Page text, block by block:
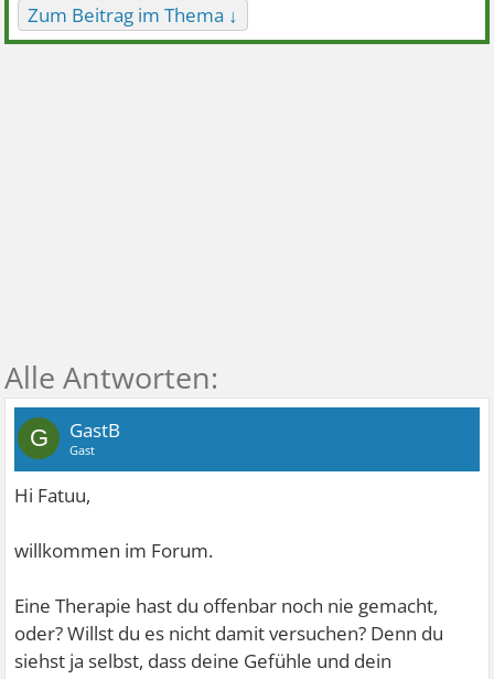
Zum Beitrag im Thema ↓
G GastB
Gast
Hi Fatuu,
willkommen im Forum.
Eine Therapie hast du offenbar noch nie gemacht,
oder? Willst du es nicht damit versuchen? Denn du
siehst ja selbst, dass deine Gefühle und dein